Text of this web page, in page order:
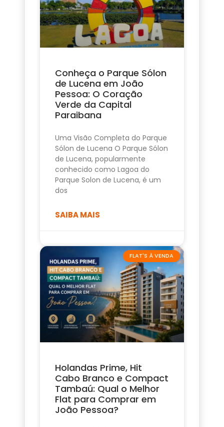
Conheça o Parque Sólon
de Lucena em João
Pessoa: O Coração
Verde da Capital
Paraibana
Uma Visão Completa do Parque
Sólon de Lucena O Parque Sólon
de Lucena, popularmente
conhecido como Lagoa do
Parque Solon de Lucena, é um
dos
SAIBA MAIS
FLAT'S À VENDA
Holandas Prime, Hit
Cabo Branco e Compact
Tambaú: Qual o Melhor
Flat para Comprar em
João Pessoa?